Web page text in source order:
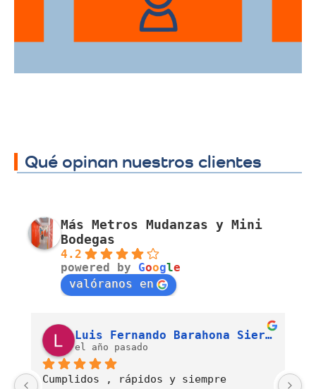
Qué opinan nuestros clientes
Más Metros Mudanzas y Mini
Bodegas
4.2
powered by Google
valóranos en
J. Alexandra Cortés H.
el año pasado
Es una empresa muy comprometida con